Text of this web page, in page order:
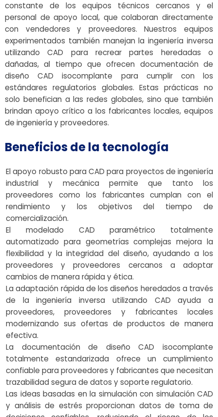
constante de los equipos técnicos cercanos y el
personal de apoyo local, que colaboran directamente
con vendedores y proveedores. Nuestros equipos
experimentados también manejan la ingeniería inversa
utilizando CAD para recrear partes heredadas o
dañadas, al tiempo que ofrecen documentación de
diseño CAD isocomplante para cumplir con los
estándares regulatorios globales. Estas prácticas no
solo benefician a las redes globales, sino que también
brindan apoyo crítico a los fabricantes locales, equipos
de ingeniería y proveedores.
Beneficios de la tecnología
El apoyo robusto para CAD para proyectos de ingeniería
industrial y mecánica permite que tanto los
proveedores como los fabricantes cumplan con el
rendimiento y los objetivos del tiempo de
comercialización.
El modelado CAD paramétrico totalmente
automatizado para geometrías complejas mejora la
flexibilidad y la integridad del diseño, ayudando a los
proveedores y proveedores cercanos a adoptar
cambios de manera rápida y ética.
La adaptación rápida de los diseños heredados a través
de la ingeniería inversa utilizando CAD ayuda a
proveedores, proveedores y fabricantes locales
modernizando sus ofertas de productos de manera
efectiva.
La documentación de diseño CAD isocomplante
totalmente estandarizada ofrece un cumplimiento
confiable para proveedores y fabricantes que necesitan
trazabilidad segura de datos y soporte regulatorio.
Las ideas basadas en la simulación con simulación CAD
y análisis de estrés proporcionan datos de toma de